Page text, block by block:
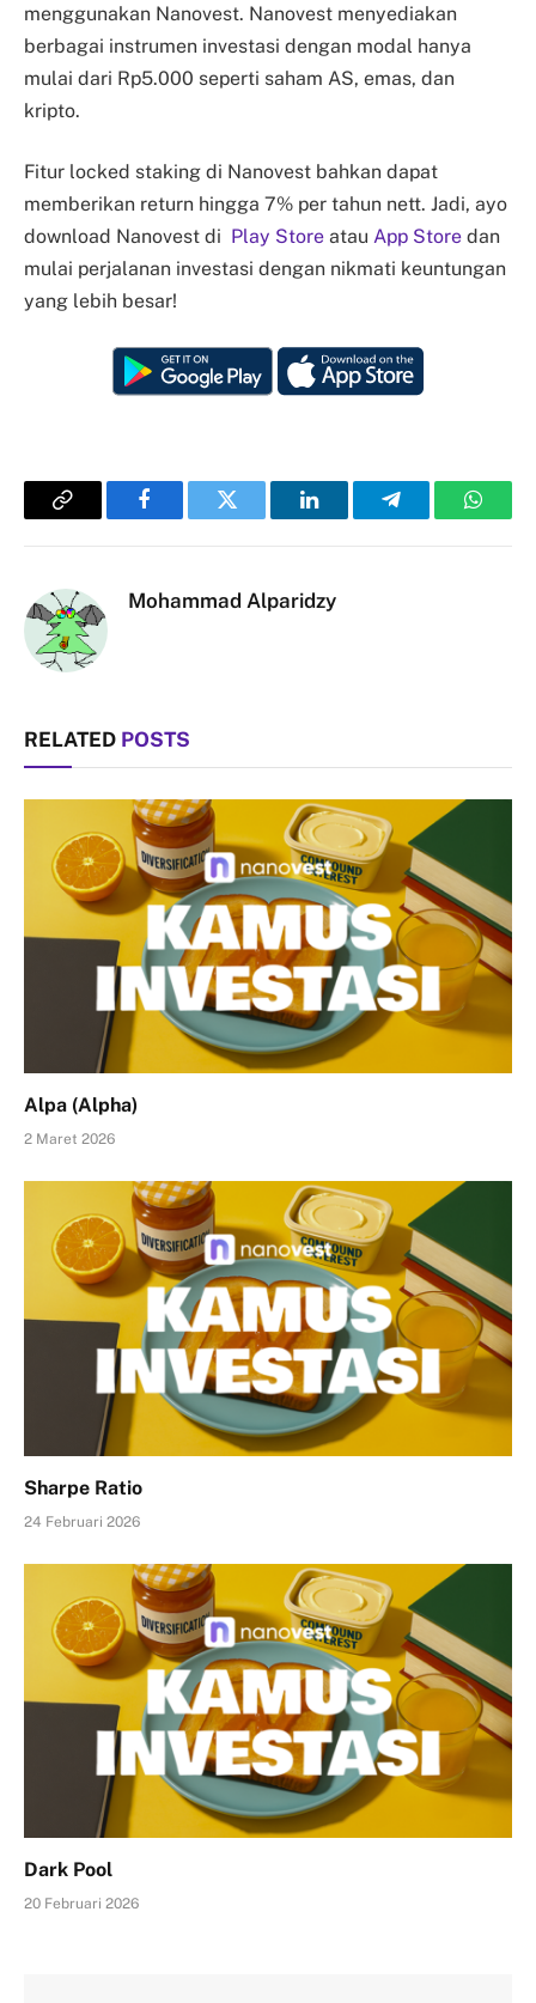
menggunakan Nanovest. Nanovest menyediakan
berbagai instrumen investasi dengan modal hanya
mulai dari Rp5.000 seperti saham AS, emas, dan
kripto.
Fitur locked staking di Nanovest bahkan dapat
memberikan return hingga 7% per tahun nett. Jadi, ayo
download Nanovest di Play Store atau App Store dan
mulai perjalanan investasi dengan nikmati keuntungan
yang lebih besar!
Copy
FacebookTwitter LinkedInTelegram
Mohammad Alparidzy
RELATED POSTS
Alpa (Alpha)
2 Maret 2026
Sharpe Ratio
24 Februari 2026
Dark Pool
20 Februari 2026